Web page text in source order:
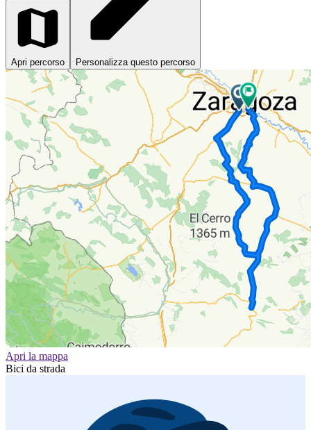
Apri percorso Personalizza questo percorso
Apri la mappa
Bici da strada